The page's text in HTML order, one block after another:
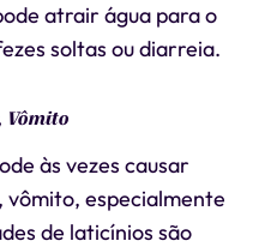
atrair água para o
soltas ou diarreia.
Vômito
às vezes causar
vômito, especialmente
de laticínios são